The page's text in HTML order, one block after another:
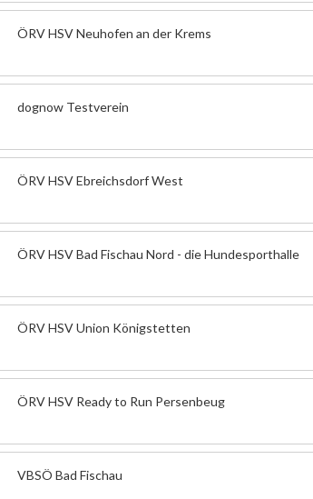
ÖRV HSV Neuhofen an der Krems
dognow Testverein
ÖRV HSV Ebreichsdorf West
ÖRV HSV Bad Fischau Nord - die Hundesporthalle
ÖRV HSV Union Königstetten
ÖRV HSV Ready to Run Persenbeug
VBSÖ Bad Fischau